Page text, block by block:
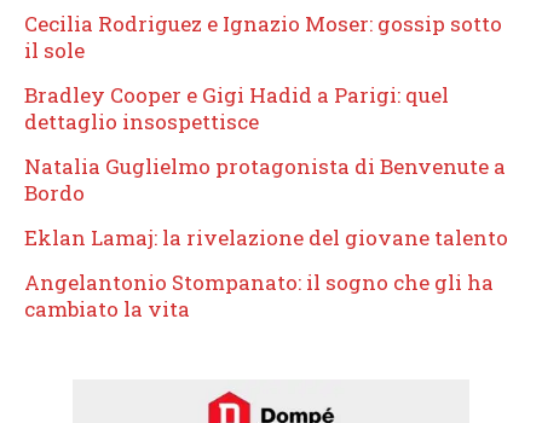
Cecilia Rodriguez e Ignazio Moser: gossip sotto
il sole
Bradley Cooper e Gigi Hadid a Parigi: quel
dettaglio insospettisce
Natalia Guglielmo protagonista di Benvenute a
Bordo
Eklan Lamaj: la rivelazione del giovane talento
Angelantonio Stompanato: il sogno che gli ha
cambiato la vita